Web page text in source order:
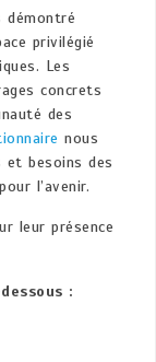
démontré
privilégié
Les
concrets
des
nous
et besoins des
l’avenir.
leur présence
: